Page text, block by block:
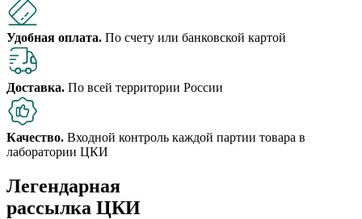
Удобная оплата. По счету или банковской картой
Доставка. По всей территории России
Качество. Входной контроль каждой партии товара в
лаборатории ЦКИ
Легендарная
рассылка ЦКИ